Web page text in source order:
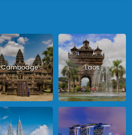
Cambodge Laos